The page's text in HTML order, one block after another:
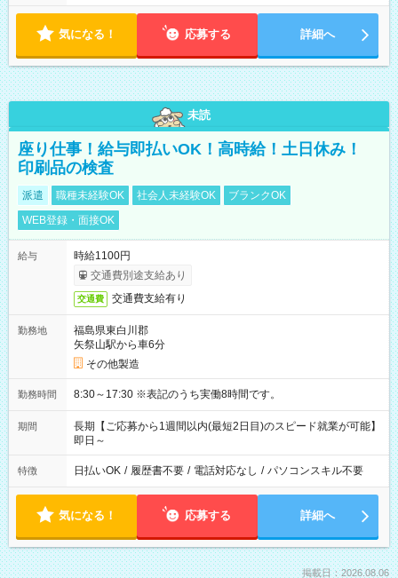
気になる！ 応募する 詳細へ
未読
座り仕事！給与即払いOK！高時給！土日休み！
印刷品の検査
派遣 職種未経験OK 社会人未経験OK
ブランクOK
WEB登録・面接OK
給与
時給1100円
交通費別途支給あり
交通費 交通費支給有り
勤務地
福島県東白川郡
矢祭山駅から車6分
その他製造
勤務時間 8:30～17:30 ※表記のうち実働8時間です。
期間
長期【ご応募から1週間以内(最短2日目)のスピード就業が可能】
即日～
特徴 日払いOK / 履歴書不要 / 電話対応なし / パソコンスキル不要
気になる！ 応募する 詳細へ
掲載日：2026.08.06